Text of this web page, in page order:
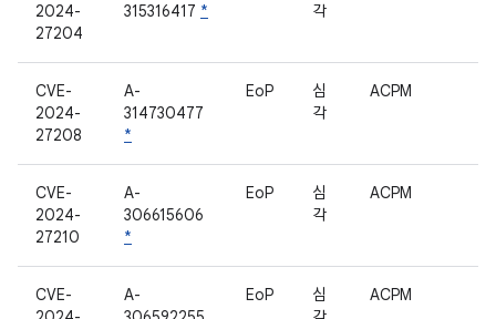
2024-
27204
315316417 *
각
CVE-
2024-
27208
A-
314730477
*
EoP
심
각
ACPM
CVE-
2024-
27210
A-
306615606
*
EoP
심
각
ACPM
CVE-
A-
EoP
심
ACPM